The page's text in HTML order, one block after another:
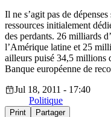
Il ne s’agit pas de
ressources initialement
des perdants. 26 milliards
l’Amérique latine et 25
ailleurs puisé 34,5 millions
Banque européenne de
Jul 18, 2011 - 17:40
Politique
Print Partager